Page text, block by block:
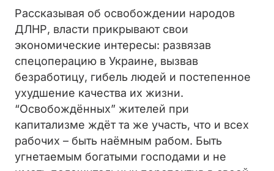
Рассказывая об освобождении народов
ДЛНР, власти прикрывают свои
экономические интересы: развязав
спецоперацию в Украине, вызвав
безработицу, гибель людей и постепенное
ухудшение качества их жизни.
“Освобождённых” жителей при
капитализме ждёт та же участь, что и всех
рабочих – быть наёмным рабом. Быть
угнетаемым богатыми господами и не